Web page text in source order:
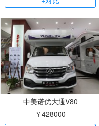
中美诺优大通V80
￥428000